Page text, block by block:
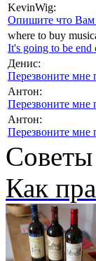
KevinWig:
Опишите что Вам
where to buy
It's going to be end
Денис:
Перезвоните мне
Антон:
Перезвоните мне
Антон:
Перезвоните мне
Советы
Как